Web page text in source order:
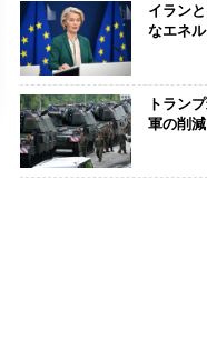
イラン
なエネ
トラン
軍の削